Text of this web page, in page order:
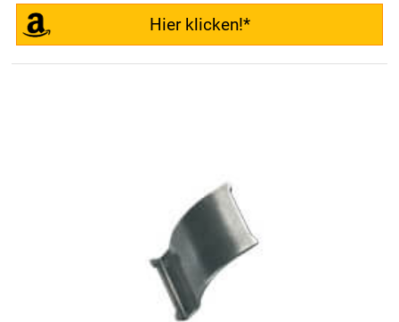
Hier klicken!*